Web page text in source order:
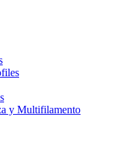
y Multifilamento